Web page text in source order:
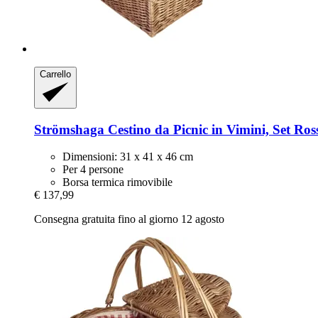
Carrello
Strömshaga Cestino da Picnic in Vimini, Set
Dimensioni: 31 x 41 x 46 cm
Per 4 persone
Borsa termica rimovibile
€ 137,99
Consegna gratuita fino al giorno 12 agosto